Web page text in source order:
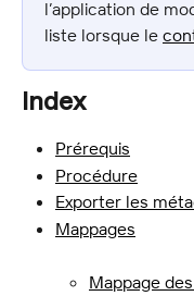
l’application de
liste lorsque le
Index
Prérequis
Procédure
Exporter les
Mappages
Mappage